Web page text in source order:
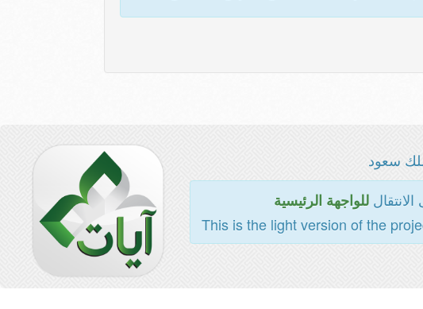
سعود
للواجهة الرئيسية
This is the light version of the